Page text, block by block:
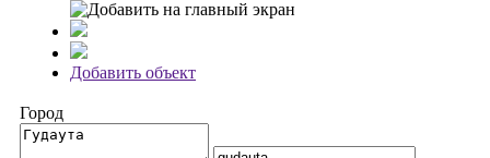
Добавить объект
Город